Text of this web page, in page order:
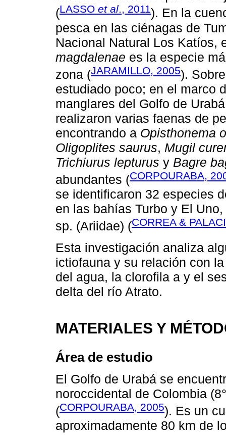
(LASSO et al., 2011). En la
pesca en las ciénagas de
Nacional Natural Los Katíos,
magdalenae es la especie
zona (JARAMILLO, 2005).
estudiado poco; en el marco
manglares del Golfo de
realizaron varias faenas de
encontrando a Opisthonema
Oligoplites saurus, Mugil
Trichiurus lepturus y Bagre
abundantes (CORPOURABA,
se identificaron 32 especies
en las bahías Turbo y El
sp. (Ariidae) (CORREA &
Esta investigación analiza
ictiofauna y su relación con
del agua, la clorofila a y el
delta del río Atrato.
MATERIALES Y
Área de estudio
El Golfo de Urabá se
noroccidental de Colombia
(CORPOURABA, 2005). Es un
aproximadamente 80 km de